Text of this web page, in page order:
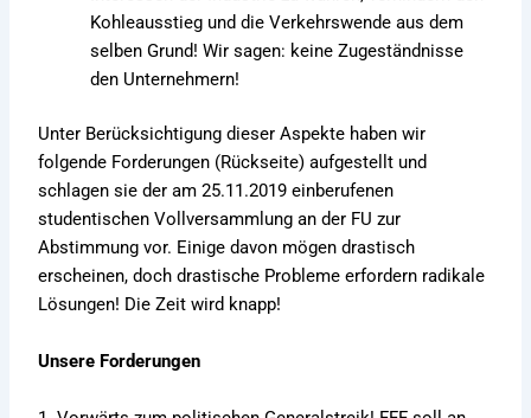
Kohleausstieg und die Verkehrswende aus dem
selben Grund! Wir sagen: keine Zugeständnisse
den Unternehmern!
Unter Berücksichtigung dieser Aspekte haben wir
folgende Forderungen (Rückseite) aufgestellt und
schlagen sie der am 25.11.2019 einberufenen
studentischen Vollversammlung an der FU zur
Abstimmung vor. Einige davon mögen drastisch
erscheinen, doch drastische Probleme erfordern radikale
Lösungen! Die Zeit wird knapp!
Unsere Forderungen